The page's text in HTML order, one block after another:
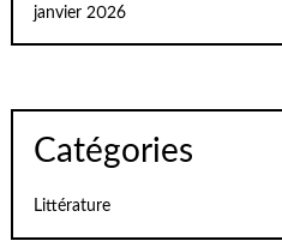
janvier 2026
Catégories
Littérature